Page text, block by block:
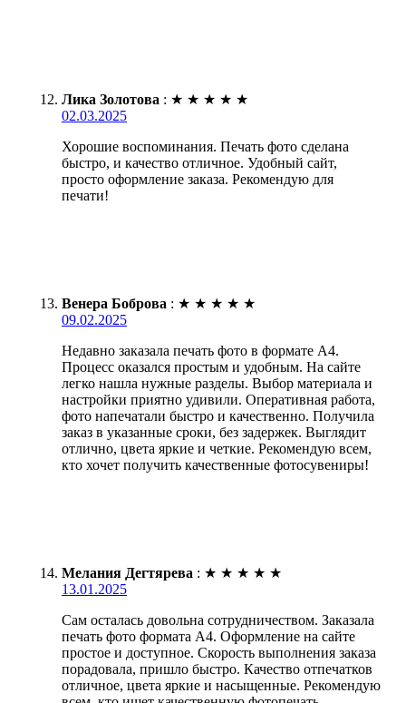
Лика Золотова : ★ ★ ★ ★ ★
02.03.2025
Хорошие воспоминания. Печать фото сделана
быстро, и качество отличное. Удобный сайт,
просто оформление заказа. Рекомендую для
печати!
Венера Боброва : ★ ★ ★ ★ ★
09.02.2025
Недавно заказала печать фото в формате А4.
Процесс оказался простым и удобным. На сайте
легко нашла нужные разделы. Выбор материала и
настройки приятно удивили. Оперативная работа,
фото напечатали быстро и качественно. Получила
заказ в указанные сроки, без задержек. Выглядит
отлично, цвета яркие и четкие. Рекомендую всем,
кто хочет получить качественные фотосувениры!
Мелания Дегтярева : ★ ★ ★ ★ ★
13.01.2025
Сам осталась довольна сотрудничеством. Заказала
печать фото формата А4. Оформление на сайте
простое и доступное. Скорость выполнения заказа
порадовала, пришло быстро. Качество отпечатков
отличное, цвета яркие и насыщенные. Рекомендую